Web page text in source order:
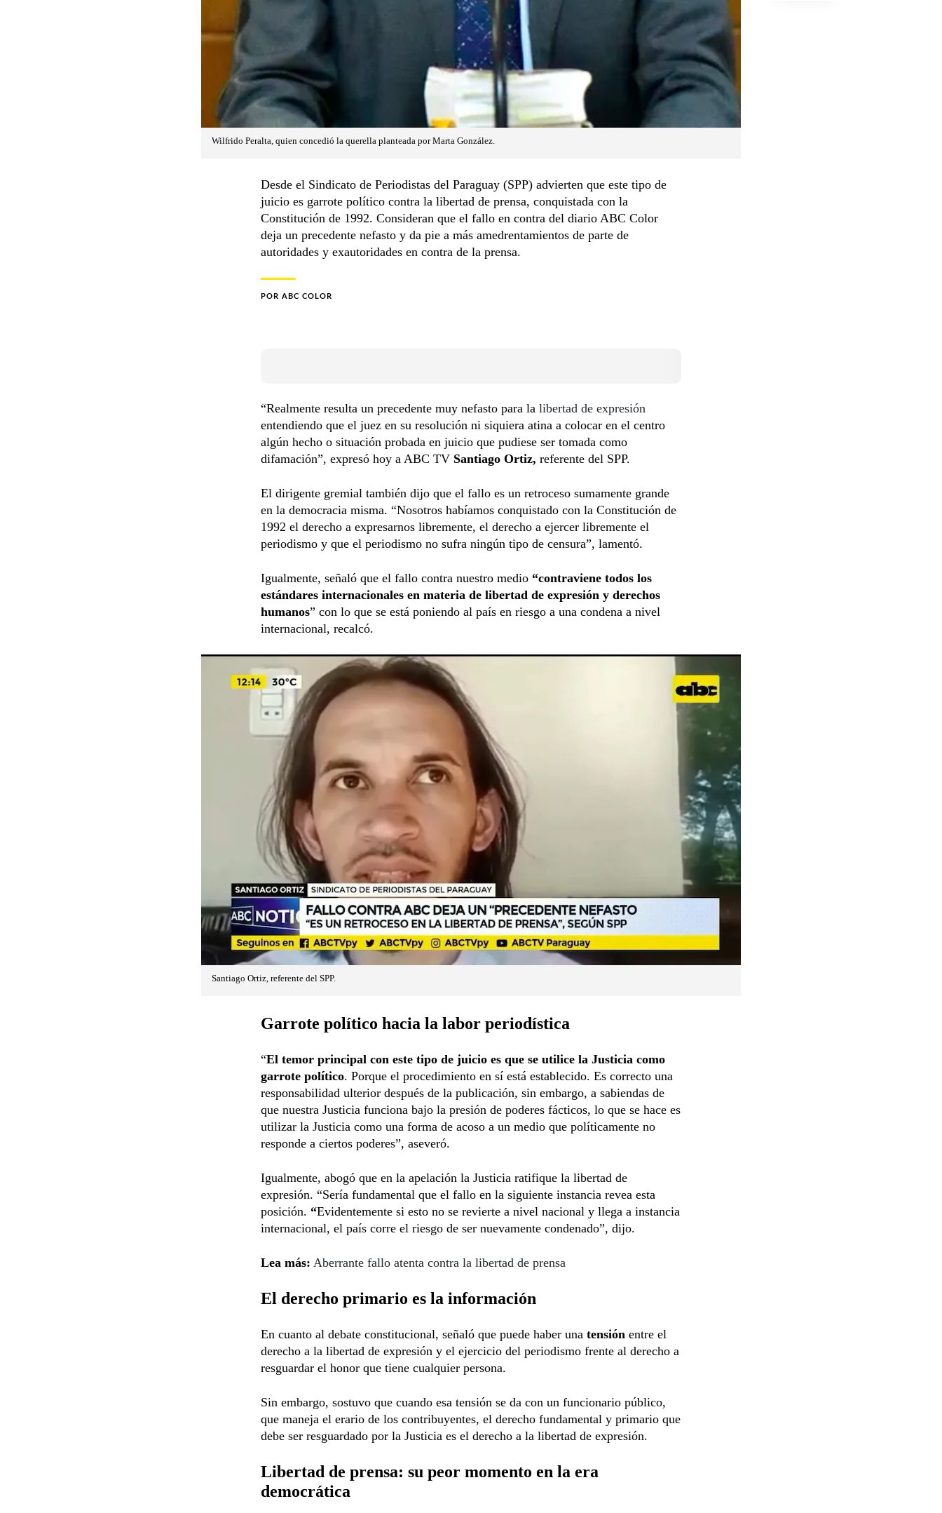
Wilfrido Peralta, quien concedió la querella planteada por Marta González.
Desde el Sindicato de Periodistas del Paraguay (SPP) advierten que este tipo de
juicio es garrote político contra la libertad de prensa, conquistada con la
Constitución de 1992. Consideran que el fallo en contra del diario ABC Color
deja un precedente nefasto y da pie a más amedrentamientos de parte de
autoridades y exautoridades en contra de la prensa.
POR ABC COLOR
“Realmente resulta un precedente muy nefasto para la libertad de expresión
entendiendo que el juez en su resolución ni siquiera atina a colocar en el centro
algún hecho o situación probada en juicio que pudiese ser tomada como
difamación”, expresó hoy a ABC TV Santiago Ortiz, referente del SPP.
El dirigente gremial también dijo que el fallo es un retroceso sumamente grande
en la democracia misma. “Nosotros habíamos conquistado con la Constitución de
1992 el derecho a expresarnos libremente, el derecho a ejercer libremente el
periodismo y que el periodismo no sufra ningún tipo de censura”, lamentó.
Igualmente, señaló que el fallo contra nuestro medio “contraviene todos los
estándares internacionales en materia de libertad de expresión y derechos
humanos” con lo que se está poniendo al país en riesgo a una condena a nivel
internacional, recalcó.
Santiago Ortiz, referente del SPP.
Garrote político hacia la labor periodística
“El temor principal con este tipo de juicio es que se utilice la Justicia como
garrote político. Porque el procedimiento en sí está establecido. Es correcto una
responsabilidad ulterior después de la publicación, sin embargo, a sabiendas de
que nuestra Justicia funciona bajo la presión de poderes fácticos, lo que se hace es
utilizar la Justicia como una forma de acoso a un medio que políticamente no
responde a ciertos poderes”, aseveró.
Igualmente, abogó que en la apelación la Justicia ratifique la libertad de
expresión. “Sería fundamental que el fallo en la siguiente instancia revea esta
posición. “Evidentemente si esto no se revierte a nivel nacional y llega a instancia
internacional, el país corre el riesgo de ser nuevamente condenado”, dijo.
Lea más: Aberrante fallo atenta contra la libertad de prensa
El derecho primario es la información
En cuanto al debate constitucional, señaló que puede haber una tensión entre el
derecho a la libertad de expresión y el ejercicio del periodismo frente al derecho a
resguardar el honor que tiene cualquier persona.
Sin embargo, sostuvo que cuando esa tensión se da con un funcionario público,
que maneja el erario de los contribuyentes, el derecho fundamental y primario que
debe ser resguardado por la Justicia es el derecho a la libertad de expresión.
Libertad de prensa: su peor momento en la era
democrática